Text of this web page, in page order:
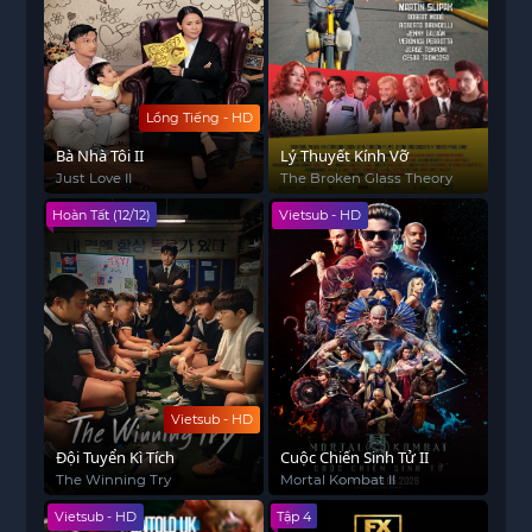
Lồng Tiếng - HD
Bà Nhà Tôi II
Just Love II
Lý Thuyết Kính Vỡ
The Broken Glass Theory
Vietsub - HD
Hoàn Tất (12/12)
Đội Tuyển Kì Tích
The Winning Try
Vietsub - HD
Cuộc Chiến Sinh Tử II
Mortal Kombat II
Vietsub - HD Tập 4